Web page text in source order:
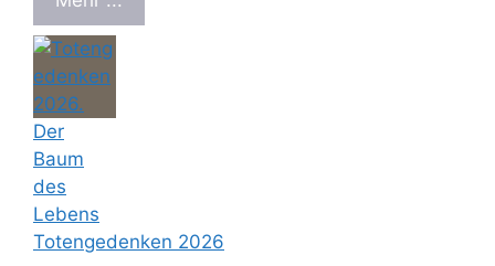
Totengedenken 2026